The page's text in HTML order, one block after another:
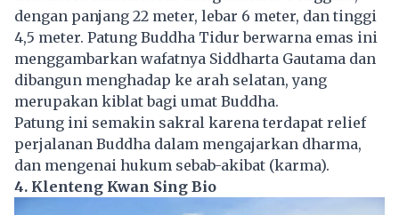
dengan panjang 22 meter, lebar 6 meter, dan tinggi
4,5 meter. Patung Buddha Tidur berwarna emas ini
menggambarkan wafatnya Siddharta Gautama dan
dibangun menghadap ke arah selatan, yang
merupakan kiblat bagi umat Buddha.
Patung ini semakin sakral karena terdapat relief
perjalanan Buddha dalam mengajarkan dharma,
dan mengenai hukum sebab-akibat (karma).
4. Klenteng Kwan Sing Bio